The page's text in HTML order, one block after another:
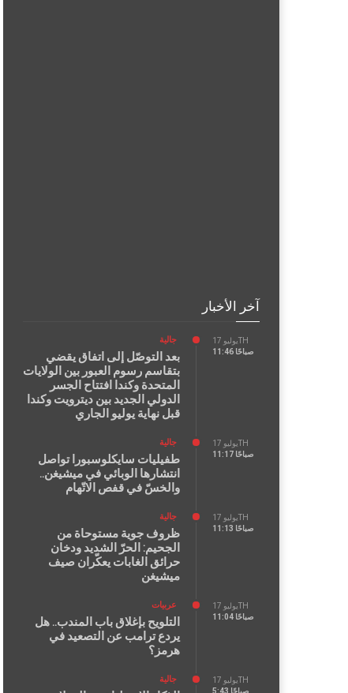
آخر الأخبار
يوليو 17TH
11:46 صباحًا
جالية
بعد التوصّل إلى اتفاق يقضي
بتقاسم رسوم العبور بين الولايات
المتحدة وكندا افتتاح الجسر
الدولي الجديد بين ديترويت وكندا
قبل نهاية يوليو الجاري
يوليو 17TH
11:17 صباحًا
جالية
طفيليات سايكلوسبورا تواصل
انتشارها الوبائي في ميشيغن..
والخسّ في قفص الاتّهام
يوليو 17TH
11:13 صباحًا
جالية
ظروف جوية مستوحاة من
الجحيم: الحرّ الشديد ودخان
حرائق الغابات يعكّران صيف
ميشيغن
يوليو 17TH
11:04 صباحًا
عربيات
التلويح بإغلاق باب المندب.. هل
يردع ترامب عن التصعيد في
هرمز؟
يوليو 17TH
5:43 صباحًا
جالية